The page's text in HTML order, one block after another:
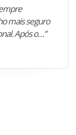
mais seguro
Após o…”